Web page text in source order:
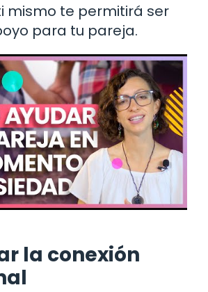
mismo te permitirá ser
para tu pareja.
la conexión